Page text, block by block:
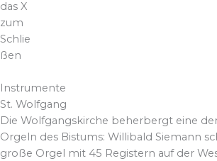
das X
zum
Schlie
ßen
Instrumente
St. Wolfgang
Die Wolfgangskirche beherbergt eine
Orgeln des Bistums: Willibald Siemann
große Orgel mit 45 Registern auf der